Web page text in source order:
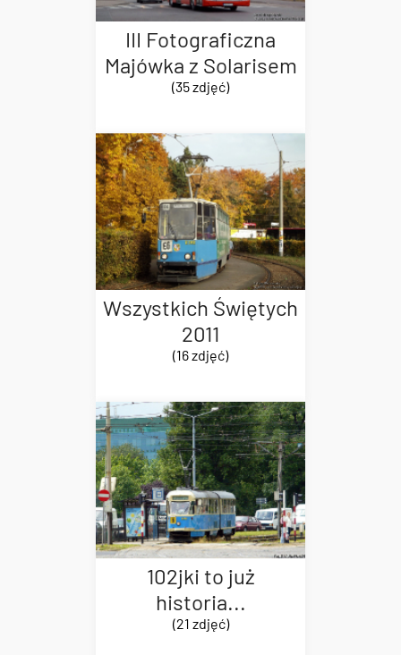
III Fotograficzna
Majówka z Solarisem
(35 zdjęć)
Wszystkich Świętych
2011
(16 zdjęć)
102jki to już
historia...
(21 zdjęć)